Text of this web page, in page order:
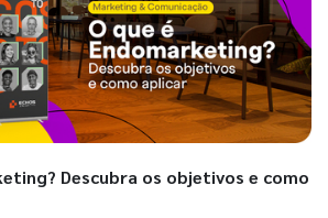
Descubra os objetivos e como